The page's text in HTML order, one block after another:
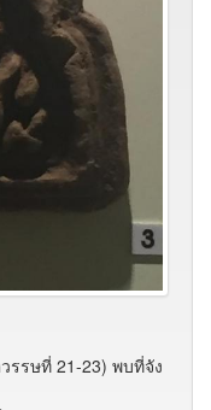
รรษที่ 21-23) พบที่จัง